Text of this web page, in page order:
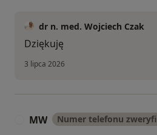
dr n. med. Wojciech Czak
Dziękuję
3 lipca 2026
MW Numer telefonu